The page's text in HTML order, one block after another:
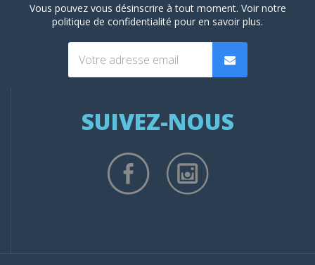
Vous pouvez vous désinscrire à tout moment. Voir notre
politique de confidentialité pour en savoir plus.
SUIVEZ-NOUS